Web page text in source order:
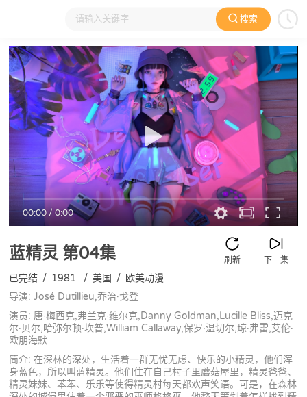
搜索
大家在看 日本动漫 国产动漫 欧美动漫 动漫电影
00:00/0:00
蓝精灵第04集 下一集
刷新
已完结 / 1981 / 美国 / 欧美动漫
导演: José Dutillieu,乔治·戈登
演员: 唐·梅西克,弗兰克·维尔克,Danny Goldman,Lucille Bliss,迈克
尔·贝尔,哈弥尔顿·坎普,William Callaway,保罗·温切尔,琼·弗雷,艾伦·
欧朋海默
简介: 在深林的深处，生活着一群无忧无虑、快乐的小精灵，他们浑
身蓝色，所以叫蓝精灵。他们住在自己村子里蘑菇屋里，精灵爸爸、
精灵妹妹、苯苯、乐乐等使得精灵村每天都欢声笑语。可是，在森林